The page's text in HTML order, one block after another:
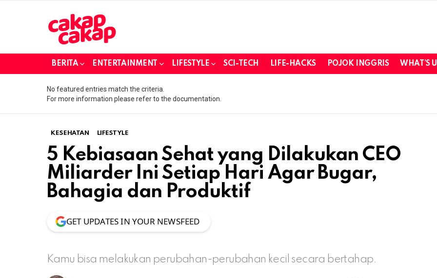
BERITA ENTERTAINMENT LIFESTYLE SCI-TECH LIFE-HACKS POJOK INGGRIS WHAT’S
No featured entries match the criteria.
For more information please refer to the documentation.
KESEHATAN LIFESTYLE
5 Kebiasaan Sehat yang Dilakukan CEO
Miliarder Ini Setiap Hari Agar Bugar,
Bahagia dan Produktif
GET UPDATES IN YOUR NEWSFEED
Kamu bisa melakukan perubahan-perubahan kecil secara bertahap.